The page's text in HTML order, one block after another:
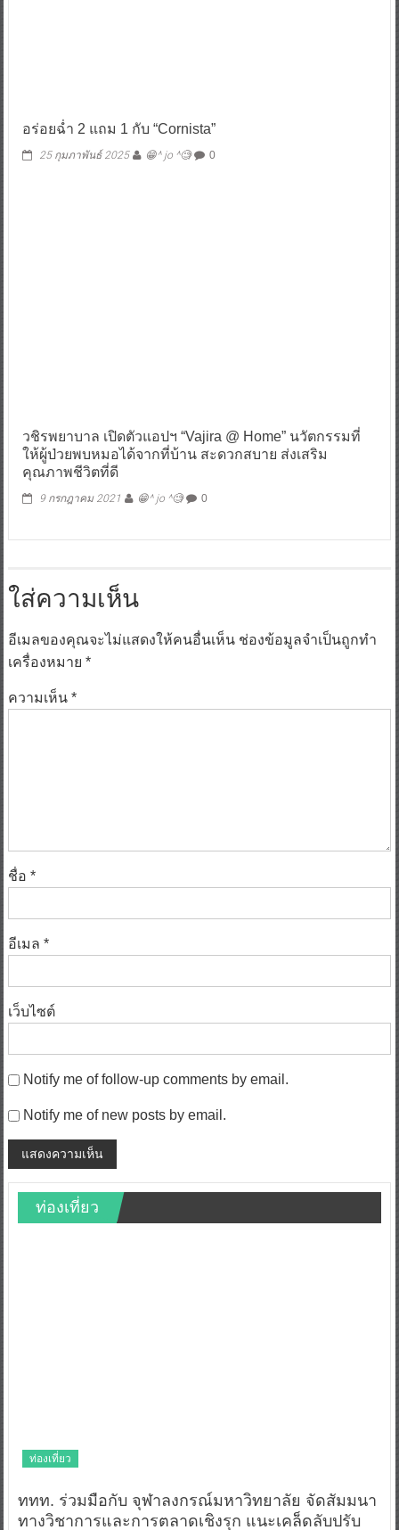
25 กุมภาพันธ์ 2025 😁^ jo ^🧐 0
ให้ผู้ป่วยพบหมอได้จากที่บ้าน สะดวกสบาย ส่งเสริม
คุณภาพชีวิตที่ดี
9 กรกฎาคม 2021
ใส่ความเห็น
เครื่องหมาย*
ชื่อ*
อีเมล*
เว็บไซต์
Notify me of follow-up comments by email.
ท่องเที่ยว
ทางวิชาการและการตลาดเชิงรุก แนะเคล็ดลับปรับ
ธุรกิจท่องเที่ยวไทย “ขายได้ ขายดี ขายนาน”